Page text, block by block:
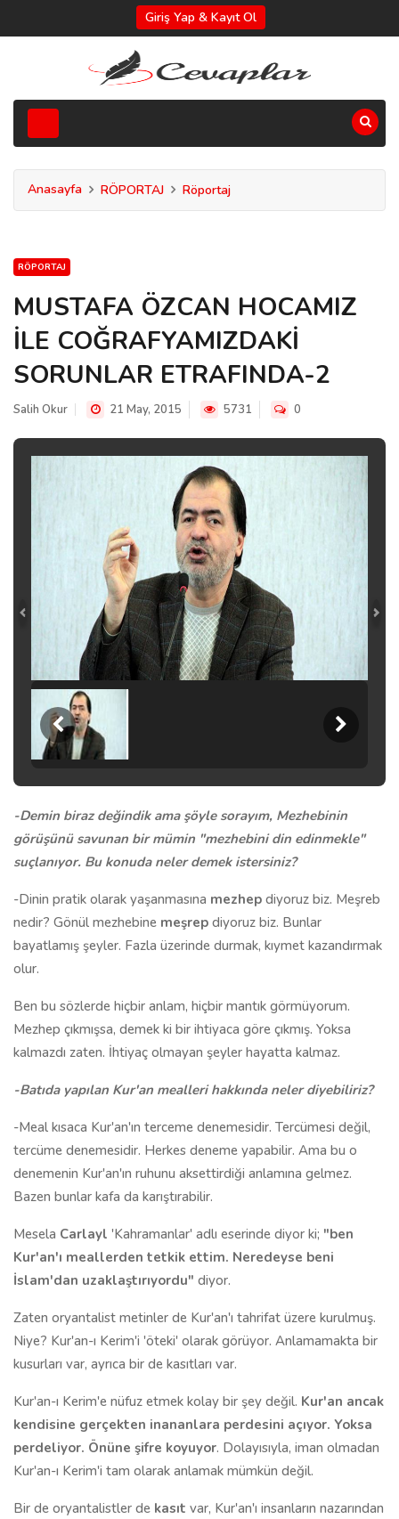
Giriş Yap & Kayıt Ol
Anasayfa RÖPORTAJ Röportaj
RÖPORTAJ
MUSTAFA ÖZCAN HOCAMIZ
İLE COĞRAFYAMIZDAKİ
SORUNLAR ETRAFINDA-2
Salih Okur 21 May, 2015 5731 0
-Demin biraz değindik ama şöyle sorayım, Mezhebinin
görüşünü savunan bir mümin "mezhebini din edinmekle"
suçlanıyor. Bu konuda neler demek istersiniz?
-Dinin pratik olarak yaşanmasına mezhep diyoruz biz. Meşreb
nedir? Gönül mezhebine meşrep diyoruz biz. Bunlar
bayatlamış şeyler. Fazla üzerinde durmak, kıymet kazandırmak
olur.
Ben bu sözlerde hiçbir anlam, hiçbir mantık görmüyorum.
Mezhep çıkmışsa, demek ki bir ihtiyaca göre çıkmış. Yoksa
kalmazdı zaten. İhtiyaç olmayan şeyler hayatta kalmaz.
-Batıda yapılan Kur'an mealleri hakkında neler diyebiliriz?
-Meal kısaca Kur'an'ın terceme denemesidir. Tercümesi değil,
tercüme denemesidir. Herkes deneme yapabilir. Ama bu o
denemenin Kur'an'ın ruhunu aksettirdiği anlamına gelmez.
Bazen bunlar kafa da karıştırabilir.
Mesela Carlayl 'Kahramanlar' adlı eserinde diyor ki; "ben
Kur'an'ı meallerden tetkik ettim. Neredeyse beni
İslam'dan uzaklaştırıyordu" diyor.
Zaten oryantalist metinler de Kur'an'ı tahrifat üzere kurulmuş.
Niye? Kur'an-ı Kerim'i 'öteki' olarak görüyor. Anlamamakta bir
kusurları var, ayrıca bir de kasıtları var.
Kur'an-ı Kerim'e nüfuz etmek kolay bir şey değil. Kur'an ancak
kendisine gerçekten inananlara perdesini açıyor. Yoksa
perdeliyor. Önüne şifre koyuyor. Dolayısıyla, iman olmadan
Kur'an-ı Kerim'i tam olarak anlamak mümkün değil.
Bir de oryantalistler de kasıt var, Kur'an'ı insanların nazarından